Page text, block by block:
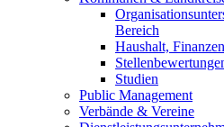
Bereich
Haushalt,
Studien
Public Management
Verbände & Vereine